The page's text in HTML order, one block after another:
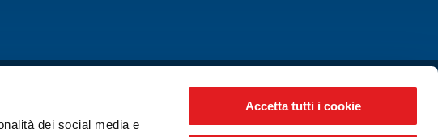
dei social media e
Accetta tutti i cookie
Maggiore (VI)